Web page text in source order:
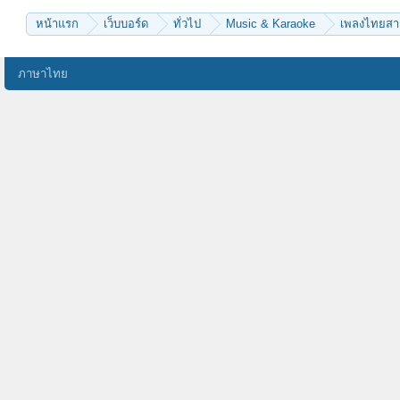
หน้าแรก เว็บบอร์ด ทั่วไป Music & Karaoke เพลงไทยส
ภาษาไทย